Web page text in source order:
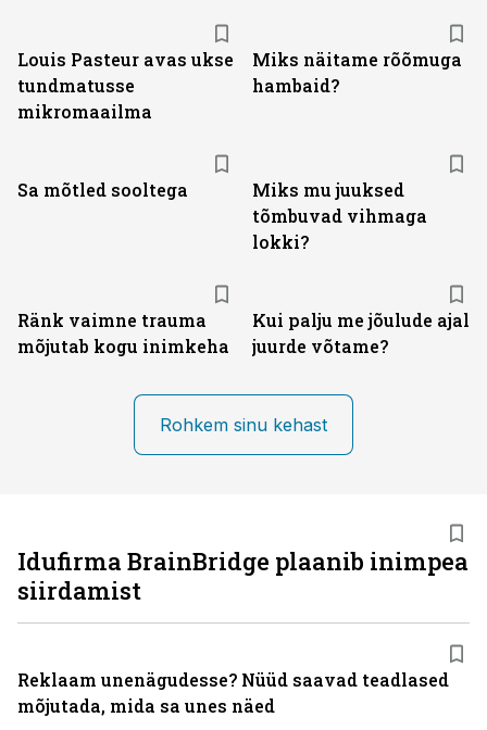
Louis Pasteur avas ukse
tundmatusse
mikromaailma
Miks näitame rõõmuga
hambaid?
Sa mõtled sooltega
Miks mu juuksed
tõmbuvad vihmaga
lokki?
Ränk vaimne trauma
mõjutab kogu inimkeha
Kui palju me jõulude ajal
juurde võtame?
Rohkem sinu kehast
Idufirma BrainBridge plaanib inimpea
siirdamist
Reklaam unenägudesse? Nüüd saavad teadlased
mõjutada, mida sa unes näed